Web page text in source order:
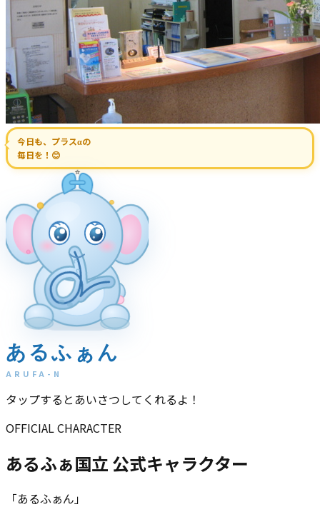
今日も、プラスαの
毎日を！😊
α
⭐
あるふぁん
ARUFA-N
タップするとあいさつしてくれるよ！
OFFICIAL CHARACTER
あるふぁ国立 公式キャラクター
「あるふぁん」